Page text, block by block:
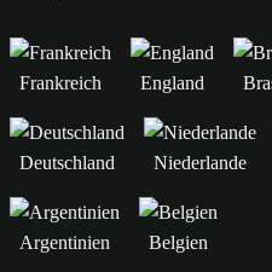
Frankreich England
Deutschland Niederlande
Argentinien Belgien